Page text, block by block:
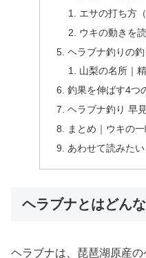
エサの打ち方
ウキの動きを
ヘラブナ釣りの
山梨の名所｜
釣果を伸ばす4つ
ヘラブナ釣り 早
まとめ｜ウキの
あわせて読みたい
ヘラブナとはどん
ヘラブナは、琵琶湖原産